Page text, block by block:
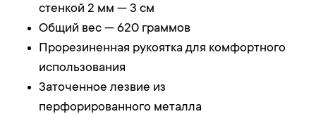
стенкой 2 мм — 3 см
Общий вес — 620 граммов
Прорезиненная рукоятка для комфортного
использования
Заточенное лезвие из
перфорированного металла